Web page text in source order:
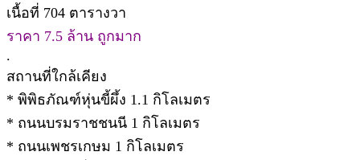
เนื้อที่ 704 ตารางวา
ราคา 7.5 ล้าน ถูกมาก
.
สถานที่ใกล้เคียง
* พิพิธภัณฑ์หุ่นขี้ผึ้ง 1.1 กิโลเมตร
* ถนนบรมราชชนนี 1 กิโลเมตร
* ถนนเพชรเกษม 1 กิโลเมตร